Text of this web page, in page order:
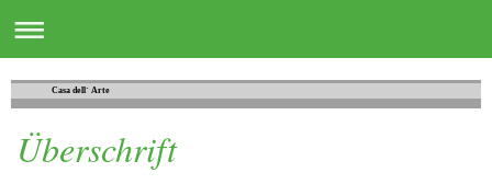
Casa dell´ Arte
Überschrift